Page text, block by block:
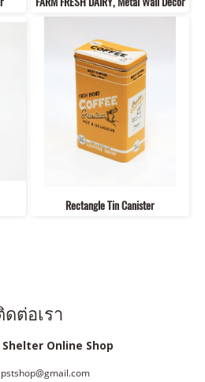
Rectangle Tin Canister
ดต่อเรา
Online Shop